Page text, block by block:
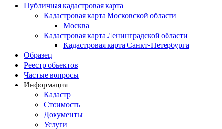
Публичная кадастровая карта
Кадастровая карта Московской области
Москва
Кадастровая карта Ленинградской области
Кадастровая карта Санкт-Петербурга
Образец
Реестр объектов
Частые вопросы
Информация
Кадастр
Стоимость
Документы
Услуги